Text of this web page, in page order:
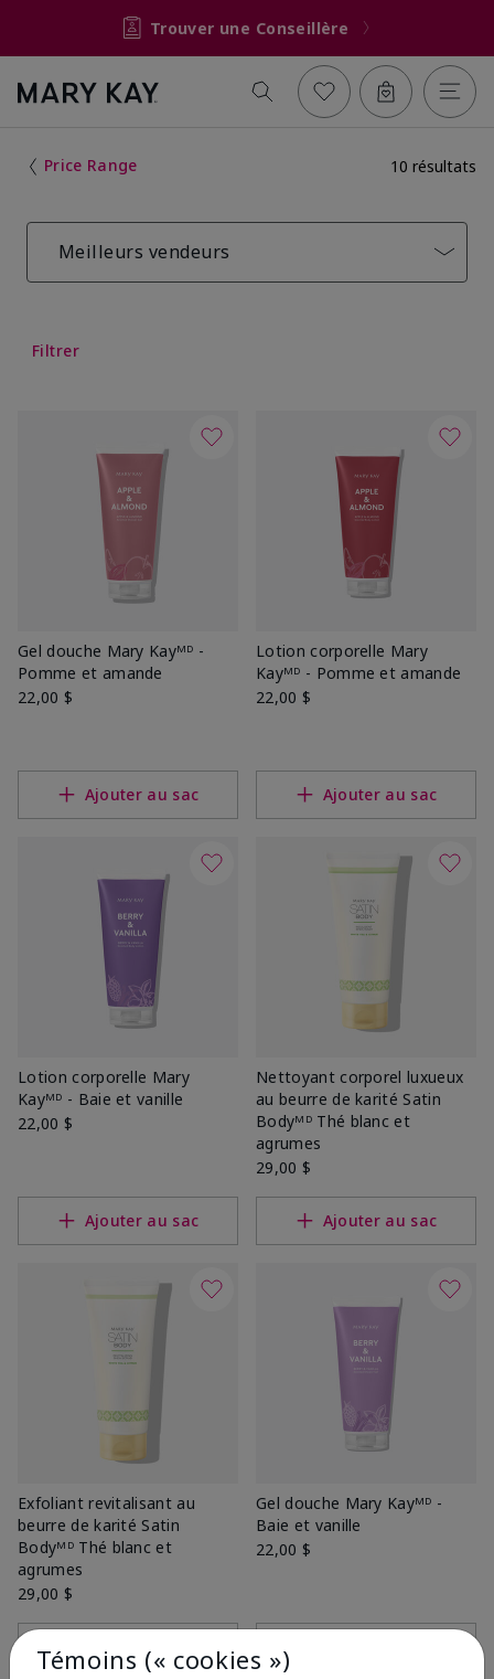
Trouver une Conseillère
Price Range 10 résultats
Meilleurs vendeurs
Filtrer
Gel douche Mary Kayᴹᴰ -
Pomme et amande
22,00 $
Ajouter au sac
Lotion corporelle Mary
Kayᴹᴰ - Pomme et amande
22,00 $
Ajouter au sac
Lotion corporelle Mary
Kayᴹᴰ - Baie et vanille
22,00 $
Ajouter au sac
Nettoyant corporel luxueux
au beurre de karité Satin
Bodyᴹᴰ Thé blanc et
agrumes
29,00 $
Ajouter au sac
Exfoliant revitalisant au
beurre de karité Satin
Bodyᴹᴰ Thé blanc et
agrumes
29,00 $
Ajouter au sac
Gel douche Mary Kayᴹᴰ -
Baie et vanille
22,00 $
Témoins (« cookies »)